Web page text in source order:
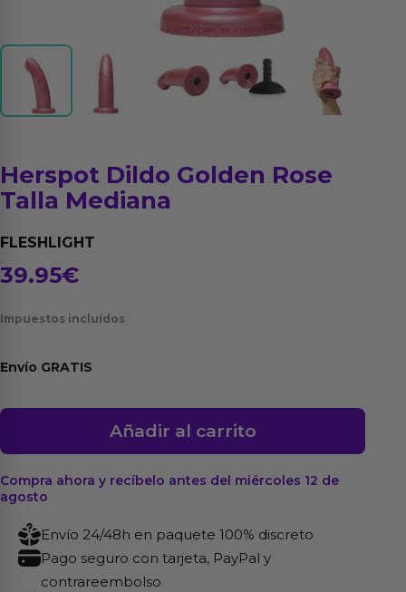
Herspot Dildo Golden Rose
Talla Mediana
FLESHLIGHT
39.95€
Impuestos incluídos
Envío GRATIS
Herspot
Rose
Mediana
cantidad
Añadir al carrito
Compra ahora y recíbelo antes del miércoles 12 de
agosto
Envío 24/48h en paquete 100% discreto
Pago seguro con tarjeta, PayPal y
contrareembolso